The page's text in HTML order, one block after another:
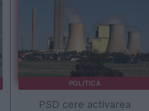
POLITICA
PSD cere activarea